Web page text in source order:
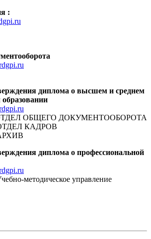
:
диплома о высшем и среднем
- ОТДЕЛ ОБЩЕГО ДОКУМЕНТООБОРОТА
ОТДЕЛ КАДРОВ
диплома о профессиональной
методическое управление